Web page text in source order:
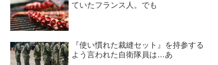
ていたフランス人。でも
『使い慣れた裁縫セット』を持参する
よう言われた自衛隊員は…あ